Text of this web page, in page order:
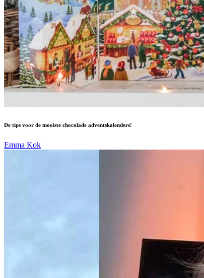
De tips voor de mooiste chocolade adventskalenders!
Emma Kok